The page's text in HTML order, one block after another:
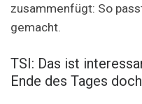
zusammenfügt: So
gemacht.
TSI: Das ist
Ende des Tages